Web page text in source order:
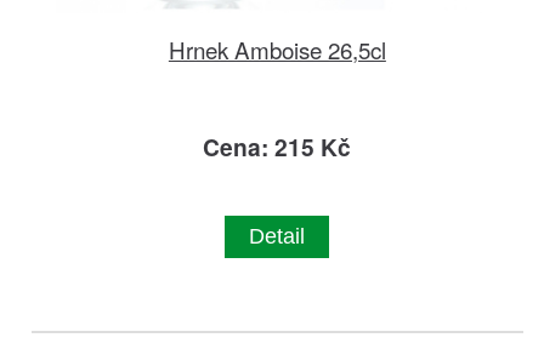
Hrnek Amboise 26,5cl
Cena: 215 Kč
Detail